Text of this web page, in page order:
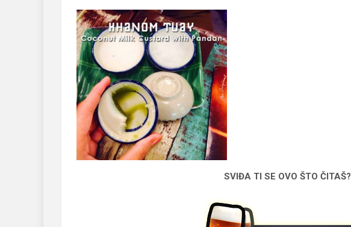
SVIĐA TI SE OVO ŠTO ČITAŠ?